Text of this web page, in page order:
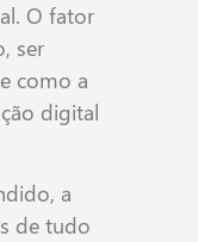
O fator
ser
como a
digital
a
de tudo